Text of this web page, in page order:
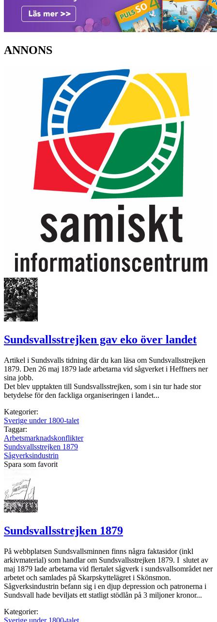
ANNONS
Sundsvallsstrejken gav eko över landet
Artikel i Sundsvalls tidning där du kan läsa om Sundsvallsstrejken
1879. Den 26 maj 1879 lade arbetarna vid sågverket i Heffners ner
sina jobb.
Det blev upptakten till Sundsvallsstrejken, som i sin tur hade stor
betydelse för den fackliga organiseringen i landet...
Kategorier:
Sverige under 1800-talet
Taggar:
Arbetsmarknadskonflikter
Sundsvallsstrejken 1879
Sågverksindustrin
Spara som favorit
Sundsvallsstrejken 1879
På webbplatsen Sundsvallsminnen finns några faktasidor (inkl
arkivmaterial) som handlar om Sundsvallsstrejken 1879. I slutet av
maj 1879 lade arbetarna vid flertalet sågverk i sundsvallsområdet ner
arbetet och samlades på Skarpskyttelägret i Skönsmon.
Sågverksindustrin befann sig i en djup depression och patronerna i
Sundsvall hade beviljats ett statligt stödlån på 3 miljoner kronor...
Kategorier:
Sverige under 1800-talet